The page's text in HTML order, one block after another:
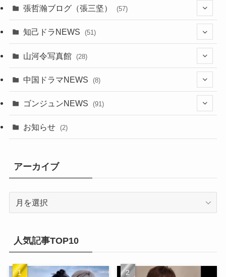
(6)
(29)
(20)
(21)
(25)
張哲瀚ブログ（張三坚） (57)
(14)
知己ドラNEWS (51)
(42)
(5)
山河令写真館 (28)
(17)
中国ドラマNEWS (8)
(1)
(6)
ゴンジュンNEWS (91)
(16)
(17)
お知らせ (2)
アーカイブ
ブ
人気記事TOP10